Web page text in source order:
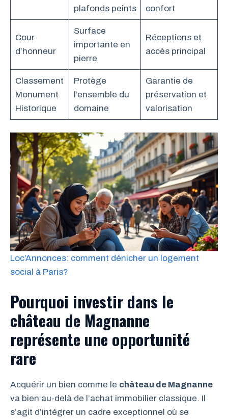
plafonds peints
confort
Cour
d’honneur
Surface
importante en
pierre
Réceptions et
accès principal
Classement
Monument
Historique
Protège
l’ensemble du
domaine
Garantie de
préservation et
valorisation
Loc’Annonces: comment dénicher un logement
social à Paris?
Pourquoi investir dans le
château de Magnanne
représente une opportunité
rare
Acquérir un bien comme le château de Magnanne
va bien au-delà de l’achat immobilier classique. Il
s’agit d’intégrer un cadre exceptionnel où se